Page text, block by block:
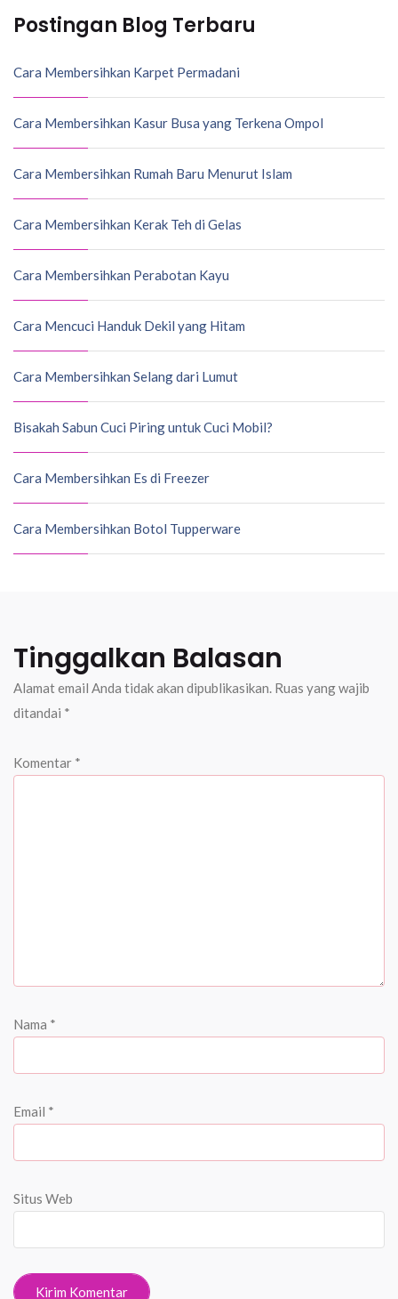
Postingan Blog Terbaru
Cara Membersihkan Karpet Permadani
Cara Membersihkan Kasur Busa yang Terkena Ompol
Cara Membersihkan Rumah Baru Menurut Islam
Cara Membersihkan Kerak Teh di Gelas
Cara Membersihkan Perabotan Kayu
Cara Mencuci Handuk Dekil yang Hitam
Cara Membersihkan Selang dari Lumut
Bisakah Sabun Cuci Piring untuk Cuci Mobil?
Cara Membersihkan Es di Freezer
Cara Membersihkan Botol Tupperware
Tinggalkan Balasan
Alamat email Anda tidak akan dipublikasikan. Ruas yang wajib
ditandai *
Komentar *
Nama *
Email *
Situs Web